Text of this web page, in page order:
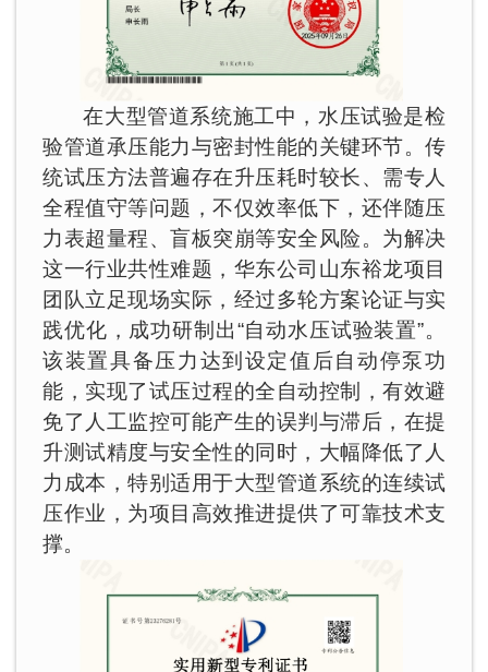
在大型管道系统施工中，水压试验是检
验管道承压能力与密封性能的关键环节。传
统试压方法普遍存在升压耗时较长、需专人
全程值守等问题，不仅效率低下，还伴随压
力表超量程、盲板突崩等安全风险。为解决
这一行业共性难题，华东公司山东裕龙项目
团队立足现场实际，经过多轮方案论证与实
践优化，成功研制出“自动水压试验装置”。
该装置具备压力达到设定值后自动停泵功
能，实现了试压过程的全自动控制，有效避
免了人工监控可能产生的误判与滞后，在提
升测试精度与安全性的同时，大幅降低了人
力成本，特别适用于大型管道系统的连续试
压作业，为项目高效推进提供了可靠技术支
撑。